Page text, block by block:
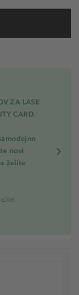
ZA LASE
CARD.
novi
želite